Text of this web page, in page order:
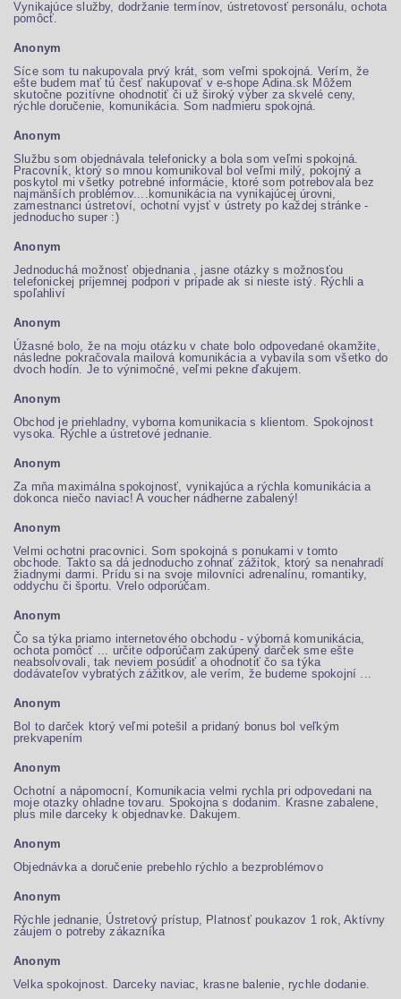
Vynikajúce služby, dodržanie termínov, ústretovosť personálu, ochota
pomôcť.
Anonym
Síce som tu nakupovala prvý krát, som veľmi spokojná. Verím, že
ešte budem mať tú česť nakupovať v e-shope Adina.sk Môžem
skutočne pozitívne ohodnotiť či už široký výber za skvelé ceny,
rýchle doručenie, komunikácia. Som nadmieru spokojná.
Anonym
Službu som objednávala telefonicky a bola som veľmi spokojná.
Pracovník, ktorý so mnou komunikoval bol veľmi milý, pokojný a
poskytol mi všetky potrebné informácie, ktoré som potrebovala bez
najmänších problémov....komunikácia na vynikajúcej úrovni,
zamestnanci ústretoví, ochotní vyjsť v ústrety po každej stránke -
jednoducho super :)
Anonym
Jednoduchá možnosť objednania , jasne otázky s možnosťou
telefonickej príjemnej podpori v prípade ak si nieste istý. Rýchli a
spoľahliví
Anonym
Úžasné bolo, že na moju otázku v chate bolo odpovedané okamžite,
následne pokračovala mailová komunikácia a vybavila som všetko do
dvoch hodín. Je to výnimočné, veľmi pekne ďakujem.
Anonym
Obchod je priehladny, vyborna komunikacia s klientom. Spokojnost
vysoka. Rýchle a ústretové jednanie.
Anonym
Za mňa maximálna spokojnosť, vynikajúca a rýchla komunikácia a
dokonca niečo naviac! A voucher nádherne zabalený!
Anonym
Velmi ochotni pracovnici. Som spokojná s ponukami v tomto
obchode. Takto sa dá jednoducho zohnať zážitok, ktorý sa nenahradí
žiadnymi darmi. Prídu si na svoje milovníci adrenalínu, romantiky,
oddychu či športu. Vrelo odporúčam.
Anonym
Čo sa týka priamo internetového obchodu - výborná komunikácia,
ochota pomôcť ... určite odporúčam zakúpený darček sme ešte
neabsolvovali, tak neviem posúdiť a ohodnotiť čo sa týka
dodávateľov vybratých zážitkov, ale verím, že budeme spokojní ...
Anonym
Bol to darček ktorý veľmi potešil a pridaný bonus bol veľkým
prekvapením
Anonym
Ochotní a nápomocní, Komunikacia velmi rychla pri odpovedani na
moje otazky ohladne tovaru. Spokojna s dodanim. Krasne zabalene,
plus mile darceky k objednavke. Dakujem.
Anonym
Objednávka a doručenie prebehlo rýchlo a bezproblémovo
Anonym
Rýchle jednanie, Ústretový prístup, Platnosť poukazov 1 rok, Aktívny
záujem o potreby zákazníka
Anonym
Velka spokojnost. Darceky naviac, krasne balenie, rychle dodanie.